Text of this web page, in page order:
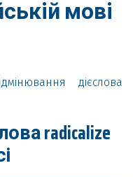
мові
дієслова
radicalize